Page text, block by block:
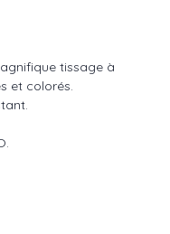
tissage à
et colorés.